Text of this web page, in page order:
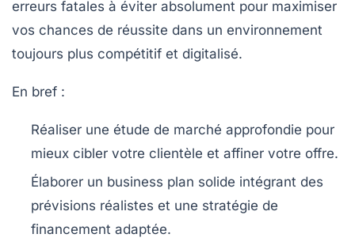
erreurs fatales à éviter absolument pour maximiser
vos chances de réussite dans un environnement
toujours plus compétitif et digitalisé.
En bref :
Réaliser une étude de marché approfondie pour
mieux cibler votre clientèle et affiner votre offre.
Élaborer un business plan solide intégrant des
prévisions réalistes et une stratégie de
financement adaptée.